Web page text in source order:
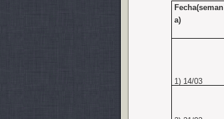
Fecha(seman
a)
1) 14/03